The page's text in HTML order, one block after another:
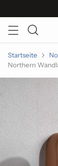
Startseite
Northern